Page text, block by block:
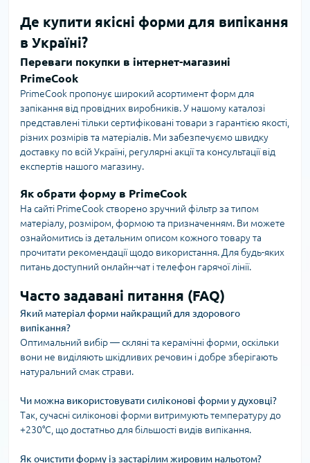
Де купити якісні форми для випікання
в Україні?
Переваги покупки в інтернет-магазині
PrimeCook
PrimeCook пропонує широкий асортимент форм для
запікання від провідних виробників. У нашому каталозі
представлені тільки сертифіковані товари з гарантією якості,
різних розмірів та матеріалів. Ми забезпечуємо швидку
доставку по всій Україні, регулярні акції та консультації від
експертів нашого магазину.
Як обрати форму в PrimeCook
На сайті PrimeCook створено зручний фільтр за типом
матеріалу, розміром, формою та призначенням. Ви можете
ознайомитись із детальним описом кожного товару та
прочитати рекомендації щодо використання. Для будь-яких
питань доступний онлайн-чат і телефон гарячої лінії.
Часто задавані питання (FAQ)
Який матеріал форми найкращий для здорового
випікання?
Оптимальний вибір — скляні та керамічні форми, оскільки
вони не виділяють шкідливих речовин і добре зберігають
натуральний смак страви.
Чи можна використовувати силіконові форми у духовці?
Так, сучасні силіконові форми витримують температуру до
+230°C, що достатньо для більшості видів випікання.
Як очистити форму із застарілим жировим нальотом?